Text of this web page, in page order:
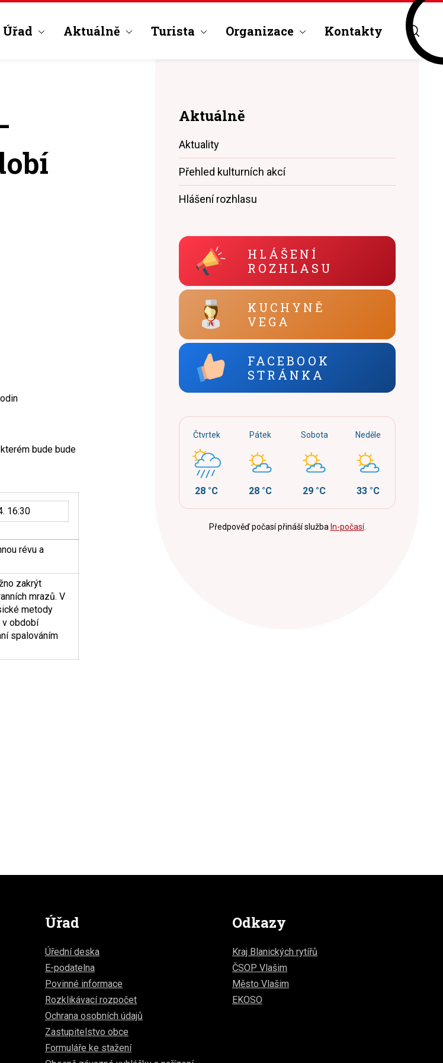
Úřad Aktuálně Turista Organizace Kontakty
bude bude
16:30
révu a
zakrýt
mrazů. V
metody
v období
spalováním
Aktuálně
Aktuality
Přehled kulturních akcí
Hlášení rozhlasu
HLÁŠENÍ
ROZHLASU
KUCHYNĚ
VEGA
FACEBOOK
STRÁNKA
Čtvrtek
28 °C
Pátek
28 °C
Sobota
29 °C
Neděle
33 °C
Předpověď počasí přináší služba In-počasí.
Úřad
Úřední deska
E-podatelna
Povinné informace
Rozklikávací rozpočet
Ochrana osobních údajů
Zastupitelstvo obce
Formuláře ke stažení
Odkazy
Kraj Blanických rytířů
ČSOP Vlašim
Město Vlašim
EKOSO